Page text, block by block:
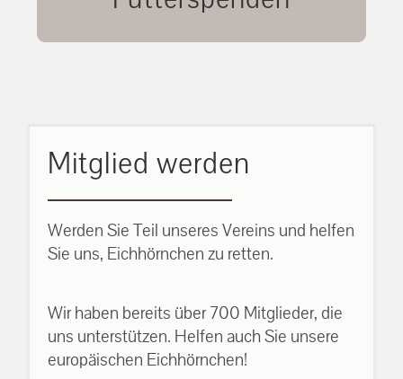
unsere Eichhörnchen.
Mitglied werden
Werden Sie Teil unseres Vereins und helfen
Sie uns, Eichhörnchen zu retten.
Wir haben bereits über 700 Mitglieder, die
uns unterstützen. Helfen auch Sie unsere
europäischen Eichhörnchen!